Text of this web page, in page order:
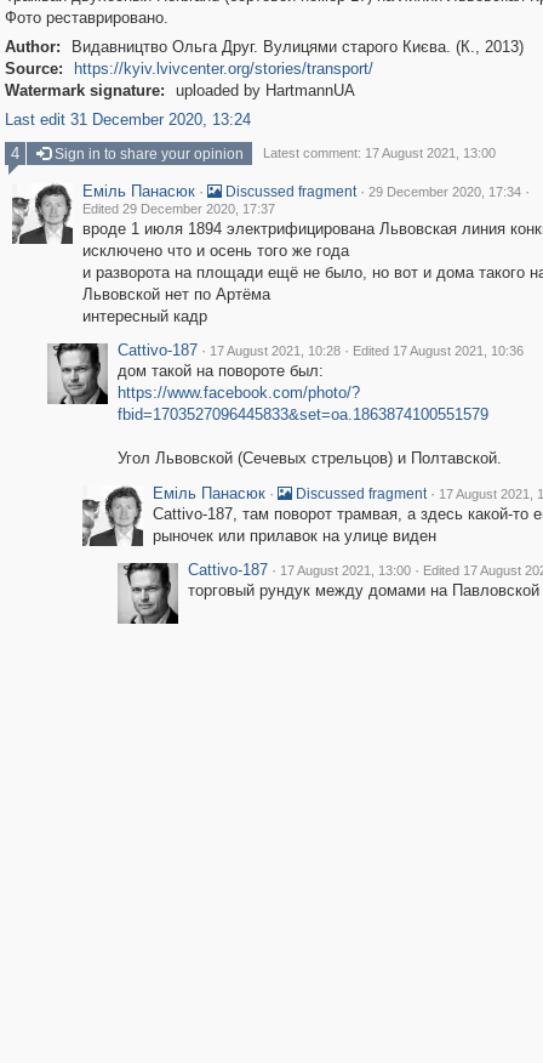
Фото реставрировано.
Author:
Видавництво Ольга Друг. Вулицями старого Києва. (К., 2013)
Source:
https://kyiv.lvivcenter.org/stories/transport/
Watermark signature:
uploaded by HartmannUA
Last edit 31 December 2020, 13:24
4
Sign in to share your opinion Latest comment: 17 August 2021, 13:00
Еміль Панасюк · Discussed fragment · 29 December 2020, 17:34 ·
Edited 29 December 2020, 17:37
вроде 1 июля 1894 электрифицирована Львовская линия
исключено что и осень того же года
и разворота на площади ещё не было, но вот и дома такого
Львовской нет по Артёма
интересный кадр
Cattivo-187 · 17 August 2021, 10:28 · Edited 17 August 2021, 10:36
дом такой на повороте был:
https://www.facebook.com/photo/?
fbid=1703527096445833&set=oa.1863874100551579
Угол Львовской (Сечевых стрельцов) и Полтавской.
Еміль Панасюк · Discussed fragment · 17 August 2021,
Cattivo-187, там поворот трамвая, а здесь какой-то
рыночек или прилавок на улице виден
Cattivo-187 · 17 August 2021, 13:00 · Edited 17 August
торговый рундук между домами на Павловской